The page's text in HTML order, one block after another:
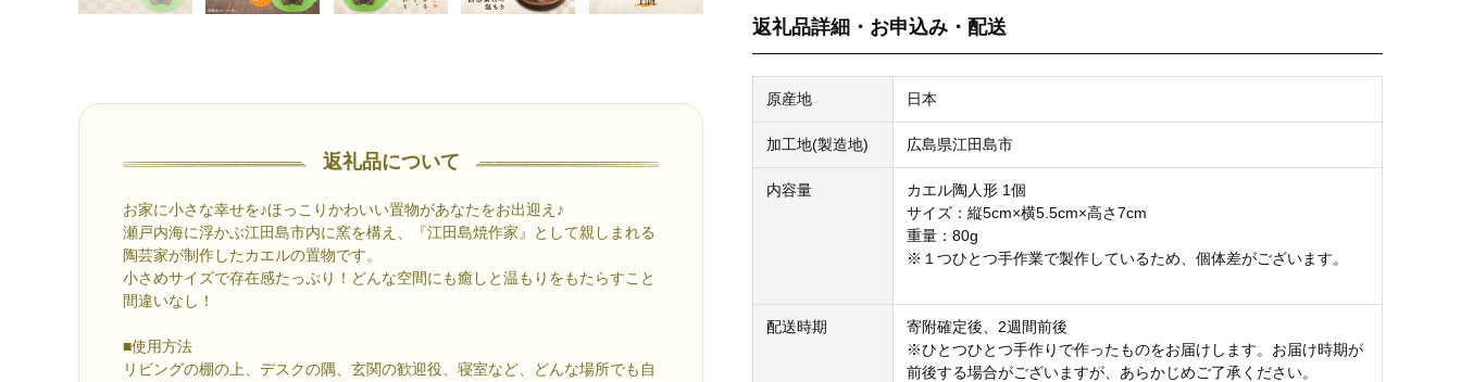
返礼品について
お家に小さな幸せを♪ほっこりかわいい置物があなたをお出迎え♪
瀬戸内海に浮かぶ江田島市内に窯を構え、『江田島焼作家』として親しまれる
陶芸家が制作したカエルの置物です。
小さめサイズで存在感たっぷり！どんな空間にも癒しと温もりをもたらすこと
間違いなし！
■使用方法
リビングの棚の上、デスクの隅、玄関の歓迎役、寝室など、どんな場所でも自
返礼品詳細・お申込み・配送
原産地 日本
加工地(製造地) 広島県江田島市
内容量
カエル陶人形 1個
サイズ：縦5cm×横5.5cm×高さ7cm
重量：80g
※１つひとつ手作業で製作しているため、個体差がございます。
配送時期
寄附確定後、2週間前後
※ひとつひとつ手作りで作ったものをお届けします。お届け時期が
前後する場合がございますが、あらかじめご了承ください。